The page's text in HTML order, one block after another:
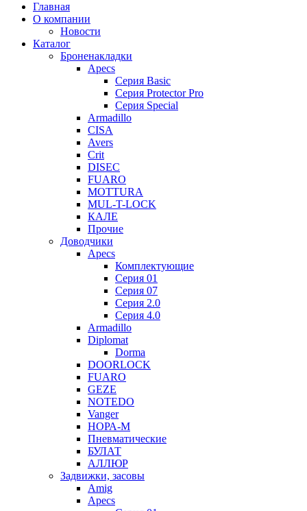
Главная
О компании
Новости
Каталог
Броненакладки
Apecs
Серия Basic
Серия Protector Pro
Серия Special
Armadillo
CISA
Avers
Crit
DISEC
FUARO
MOTTURA
MUL-T-LOCK
КАЛЕ
Прочие
Доводчики
Apecs
Комплектующие
Серия 01
Серия 07
Серия 2.0
Серия 4.0
Armadillo
Diplomat
Dorma
DOORLOCK
FUARO
GEZE
NOTEDO
Vanger
НОРА-М
Пневматические
БУЛАТ
АЛЛЮР
Задвижки, засовы
Amig
Apecs